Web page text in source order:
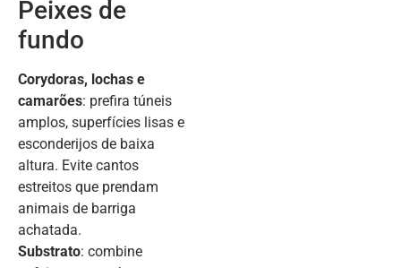
Peixes de
fundo
Corydoras, lochas e
camarões: prefira túneis
amplos, superfícies lisas e
esconderijos de baixa
altura. Evite cantos
estreitos que prendam
animais de barriga
achatada.
Substrato: combine